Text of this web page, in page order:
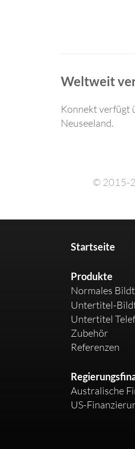
Weltweit
Konnekt verfügt
Neuseeland.
© 2015-
Startseite
Produkte
Normales
Untertitel-
Untertitel
Zubehör
Referenzen
Australische
US-